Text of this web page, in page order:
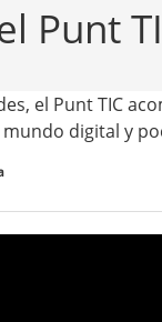
Punt
el Punt TIC
digital y